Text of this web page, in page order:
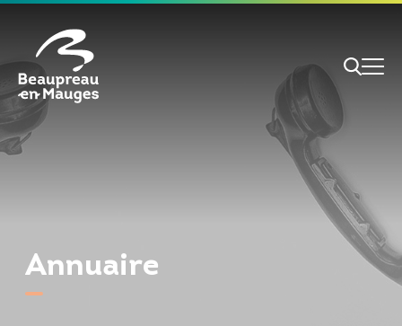
RECHERCHE
Annuaire
Cookies management panel